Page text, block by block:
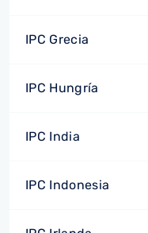
IPC Grecia
IPC Hungría
IPC India
IPC Indonesia